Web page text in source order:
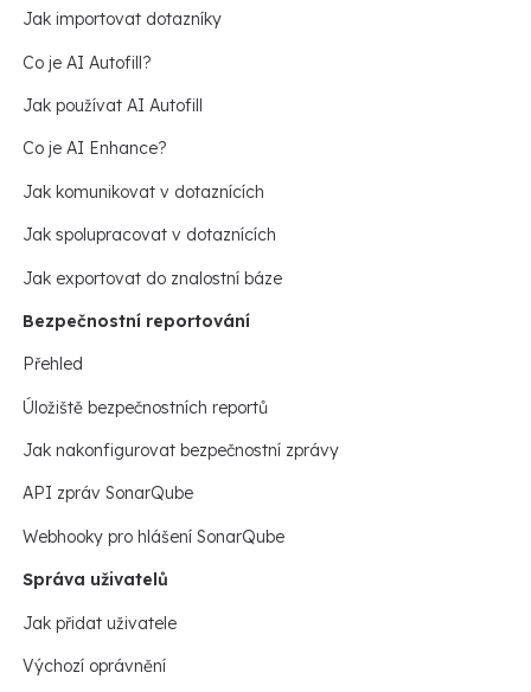
Jak importovat dotazníky
Co je AI Autofill?
Jak používat AI Autofill
Co je AI Enhance?
Jak komunikovat v dotaznících
Jak spolupracovat v dotaznících
Jak exportovat do znalostní báze
Bezpečnostní reportování
Přehled
Úložiště bezpečnostních reportů
Jak nakonfigurovat bezpečnostní zprávy
API zpráv SonarQube
Webhooky pro hlášení SonarQube
Správa uživatelů
Jak přidat uživatele
Výchozí oprávnění